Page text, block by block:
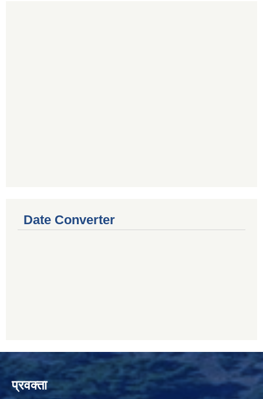
Date Converter
प्रवक्ता